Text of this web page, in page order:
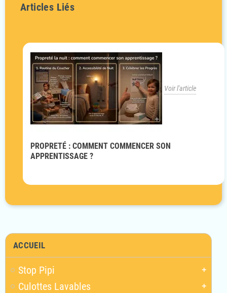
ACCUEIL
Stop Pipi add
Culottes Lavables add
Articles Liés
PROPRETÉ : COMMENT COMMENCER SON
APPRENTISSAGE ?
Voir l'article